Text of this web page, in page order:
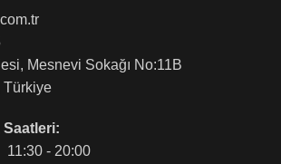
Mesnevi Sokağı No:11B
Türkiye
Saatleri:
11:30 - 20:00